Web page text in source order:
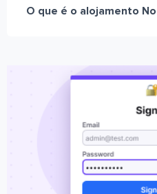
O que é o alojamento